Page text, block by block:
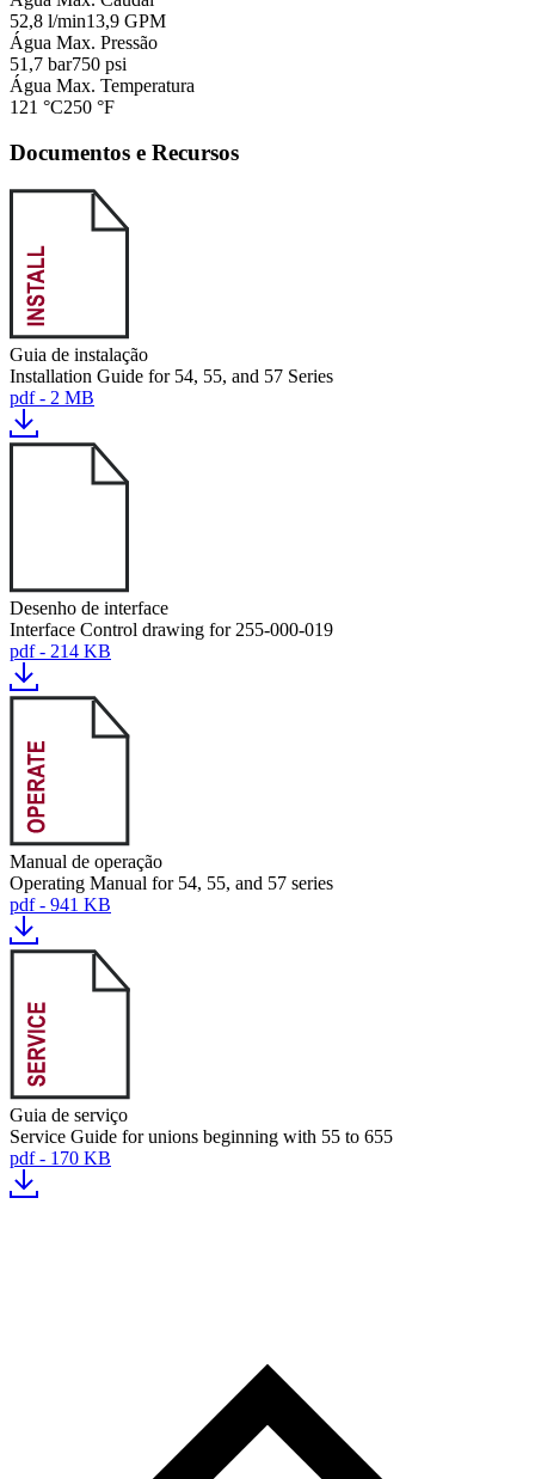
52,8 l/min13,9 GPM
Água Max. Pressão
51,7 bar750 psi
Água Max. Temperatura
121 °C250 °F
Documentos e Recursos
Guia de instalação
Installation Guide for 54, 55, and 57 Series
pdf - 2 MB
Desenho de interface
Interface Control drawing for 255-000-019
pdf - 214 KB
Manual de operação
Operating Manual for 54, 55, and 57 series
pdf - 941 KB
Guia de serviço
Service Guide for unions beginning with 55 to 655
pdf - 170 KB